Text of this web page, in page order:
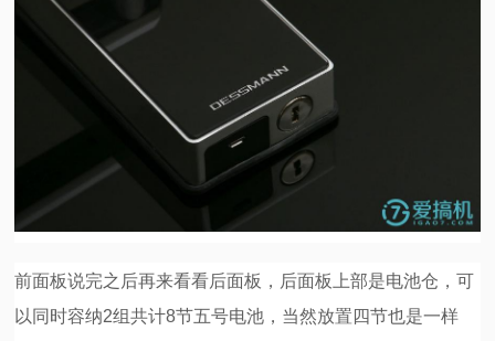
前面板说完之后再来看看后面板，后面板上部是电池仓，可
以同时容纳2组共计8节五号电池，当然放置四节也是一样